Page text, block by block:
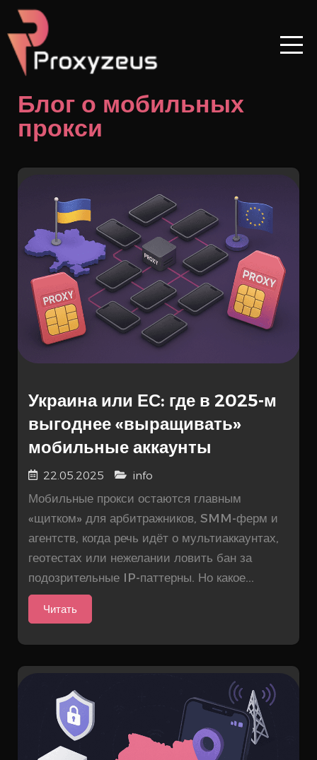
Перейти
содержимому
Блог о мобильных
прокси
Украина или ЕС: где в 2025-м
выгоднее «выращивать»
мобильные аккаунты
22.05.2025 info
Мобильные прокси остаются главным
«щитком» для арбитражников, SMM-ферм и
агентств, когда речь идёт о мультиаккаунтах,
геотестах или нежелании ловить бан за
подозрительные IP-паттерны. Но какое...
Читать